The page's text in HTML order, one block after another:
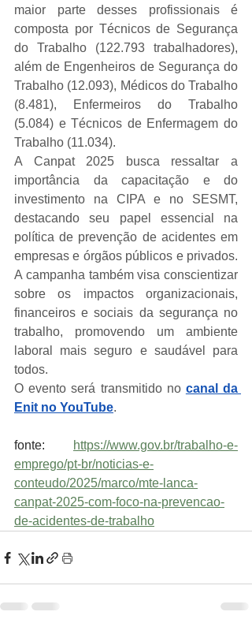
maior parte desses profissionais é
composta por Técnicos de Segurança
do Trabalho (122.793 trabalhadores),
além de Engenheiros de Segurança do
Trabalho (12.093), Médicos do Trabalho
(8.481), Enfermeiros do Trabalho
(5.084) e Técnicos de Enfermagem do
Trabalho (11.034).
A Canpat 2025 busca ressaltar a
importância da capacitação e do
investimento na CIPA e no SESMT,
destacando seu papel essencial na
política de prevenção de acidentes em
empresas e órgãos públicos e privados.
A campanha também visa conscientizar
sobre os impactos organizacionais,
financeiros e sociais da segurança no
trabalho, promovendo um ambiente
laboral mais seguro e saudável para
todos.
O evento será transmitido no canal da
Enit no YouTube.
fonte:
https://www.gov.br/trabalho-e-
emprego/pt-br/noticias-e-
conteudo/2025/marco/mte-lanca-
canpat-2025-com-foco-na-prevencao-
de-acidentes-de-trabalho